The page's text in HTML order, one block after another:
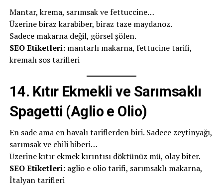
Mantar, krema, sarımsak ve fettuccine…
Üzerine biraz karabiber, biraz taze maydanoz.
Sadece makarna değil, görsel şölen.
SEO Etiketleri:mantarlı makarna, fettucine tarifi,
kremalı sos tarifleri
14. Kıtır Ekmekli ve Sarımsaklı
Spagetti (Aglio e Olio)
En sade ama en havalı tariflerden biri. Sadece zeytinyağı,
sarımsak ve chili biberi…
Üzerine kıtır ekmek kırıntısı döktünüz mü, olay biter.
SEO Etiketleri:aglio e olio tarifi, sarımsaklı makarna,
İtalyan tarifleri